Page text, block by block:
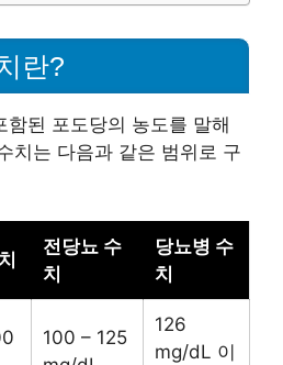
란?
함된 포도당의 농도를 말해
치는 다음과 같은 범위로 구
전당뇨 수
치
당뇨병 수
치
100 – 125
126
mg/dL 이